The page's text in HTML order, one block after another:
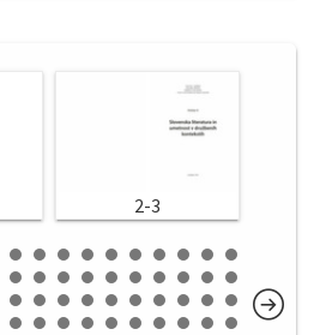
2-3